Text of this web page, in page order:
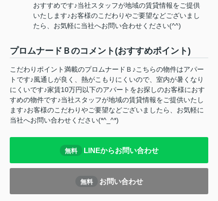
おすすめです♪当社スタッフが地域の賃貸情報をご提供
いたします♪お客様のこだわりやご要望などございまし
たら、お気軽に当社へお問い合わせください(^^)
プロムナードＢのコメント(おすすめポイント)
こだわりポイント満載のプロムナードＢ♪こちらの物件はアパー
トです♪風通しが良く、熱がこもりにくいので、室内が暑くなり
にくいです♪家賃10万円以下のアパートをお探しのお客様におす
すめの物件です♪当社スタッフが地域の賃貸情報をご提供いたし
ます♪お客様のこだわりやご要望などございましたら、お気軽に
当社へお問い合わせください(*^_^*)
無料 LINEからお問い合わせ
無料 お問い合わせ